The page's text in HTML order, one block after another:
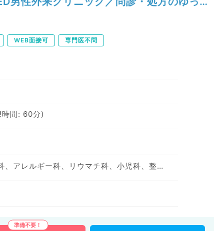
WEB面接可 専門医不問
間: 60分)
神経内科、精神科、神経科、アレルギー科、リウマチ科、小児科、整形外科、形成外科、美容外科、脳神経外科、呼吸器外科、心臓血管外科、小児外科、皮膚科、泌尿器科、産婦人科、産科、婦人科、眼科、耳鼻咽喉科、気管食道科、放射線科、リハビリテーション科、歯科、矯正歯科、歯科口腔外科、小児歯科、麻酔科、ペインクリニック、人工透析科、緩和ケア科、一般内科、循環器内科、呼吸器内科、消化器内科、内分泌・代謝内科、腎臓内科、老年内科、血液内科、外科系全般、一般外科、消化器外科、乳腺外科、総合診療科、美容皮膚科、健診・人間ドック、救急科・ＩＣＵ、病理科、基礎医学系、膠原病科、スポーツ整形外科、大腸・肛門外科、その他、産業医